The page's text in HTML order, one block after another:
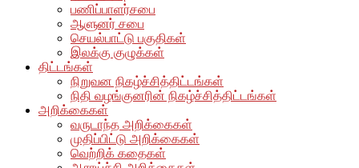
பணிப்பாளர்சபை
ஆளுனர் சபை
செயல்பாட்டு பகுதிகள்
இலக்கு குழுக்கள்
திட்டங்கள்
நிறுவன நிகழ்ச்சித்திட்டங்கள்
நிதி வழங்குனரின் நிகழ்ச்சித்திட்டங்கள்
அறிக்கைகள்
வருடாந்த அறிக்கைகள்
முதிப்பிட்டு அறிக்கைகள்
வெற்றிக் கதைகள்